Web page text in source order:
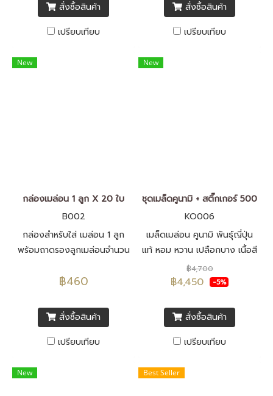
สั่งซื้อสินค้า
เปรียบเทียบ
สั่งซื้อสินค้า
เปรียบเทียบ
New
กล่องเมล่อน 1 ลูก X 20 ใบ
B002
กล่องสำหรับใส่ เมล่อน 1 ลูก
พร้อมถาดรองลูกเมล่อนจำนวน
฿460
สั่งซื้อสินค้า
เปรียบเทียบ
New
ชุดเมล็ดคูนามิ + สติ๊กเกอร์ 500
KO006
เมล็ดเมล่อน คูนามิ พันธุ์ญี่ปุ่น
แท้ หอม หวาน เปลือกบาง เนื้อสี
เขียว เมล็ดพันธุ์นำเข้าจากประ
เทศญี่ปุ่น F1 ทั้งหมด
฿4,700
฿4,450 -5%
สั่งซื้อสินค้า
เปรียบเทียบ
New Best Seller